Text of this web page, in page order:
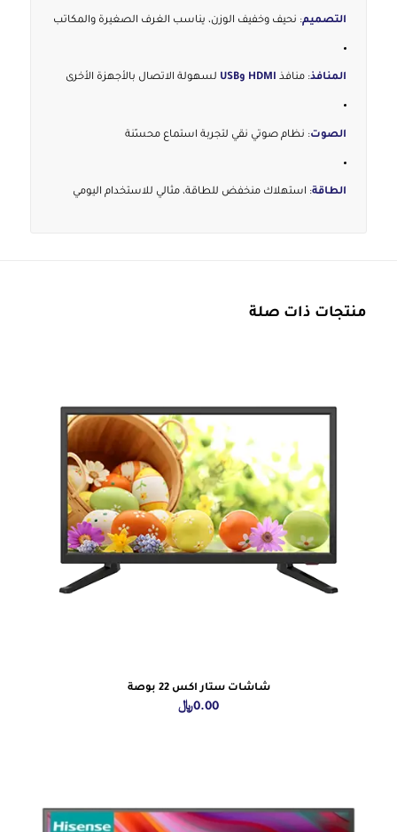
التصميم: نحيف وخفيف الوزن، يناسب الغرف الصغيرة والمكاتب
المنافذ: منافذ HDMI وUSB لسهولة الاتصال بالأجهزة الأخرى
الصوت: نظام صوتي نقي لتجربة استماع محسّنة
الطاقة: استهلاك منخفض للطاقة، مثالي للاستخدام اليومي
منتجات ذات صلة
شاشات ستار اكس 22 بوصة
0.00﷼